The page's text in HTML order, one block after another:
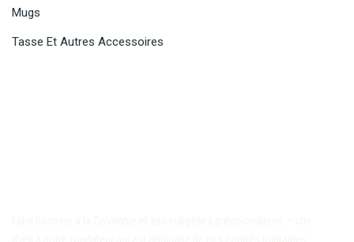
Mugs
Tasse Et Autres Accessoires